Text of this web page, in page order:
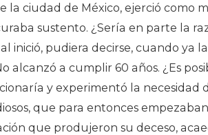
la ciudad de México, ejerció como
sustento. ¿Sería en parte la
inició, pudiera decirse, cuando ya
alcanzó a cumplir 60 años. ¿Es
y experimentó la necesidad
que para entonces empezaban
que produjeron su deceso,